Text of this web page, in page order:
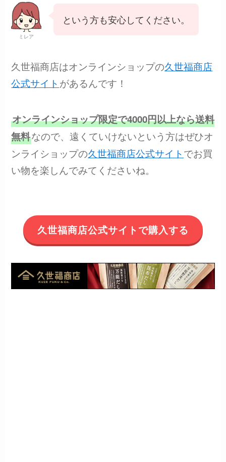
ミレア
という方も安心してください。
久世福商店はオンラインショップの久世福商店
公式サイト があるんです！
オンラインショップ限定で4000円以上なら送料
無料なので、遠くていけないという方はぜひオ
ンライショップの久世福商店公式サイトでお買
い物を楽しんでみてくださいね。
久世福商店公式サイトで購入する